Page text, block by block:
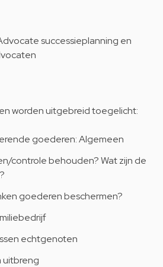
successieplanning en
worden uitgebreid toegelicht:
goederen: Algemeen
controle behouden? Wat zijn de
goederen beschermen?
echtgenoten
uitbreng